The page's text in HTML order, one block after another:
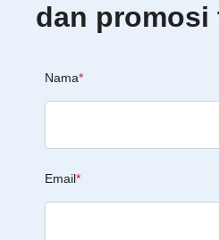
dan promosi
Nama*
Email*